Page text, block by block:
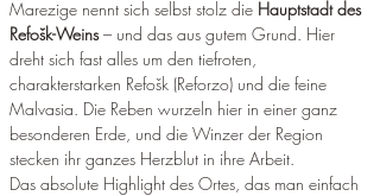
Marezige nennt sich selbst stolz die Hauptstadt des
Refošk-Weins – und das aus gutem Grund. Hier
dreht sich fast alles um den tiefroten,
charakterstarken Refošk (Reforzo) und die feine
Malvasia. Die Reben wurzeln hier in einer ganz
besonderen Erde, und die Winzer der Region
stecken ihr ganzes Herzblut in ihre Arbeit.
Das absolute Highlight des Ortes, das man einfach